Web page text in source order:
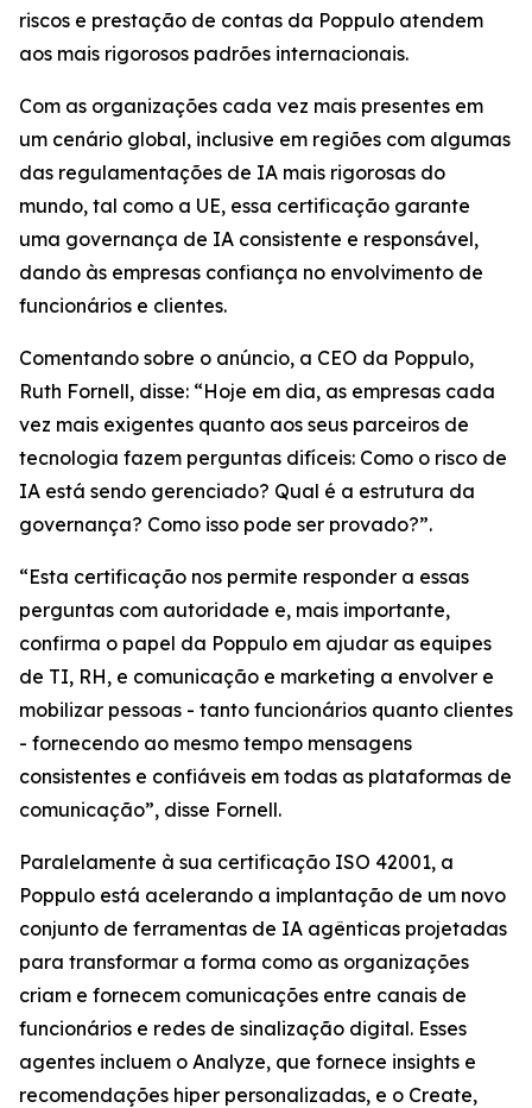
riscos e prestação de contas da Poppulo atendem
aos mais rigorosos padrões internacionais.
Com as organizações cada vez mais presentes em
um cenário global, inclusive em regiões com algumas
das regulamentações de IA mais rigorosas do
mundo, tal como a UE, essa certificação garante
uma governança de IA consistente e responsável,
dando às empresas confiança no envolvimento de
funcionários e clientes.
Comentando sobre o anúncio, a CEO da Poppulo,
Ruth Fornell, disse: “Hoje em dia, as empresas cada
vez mais exigentes quanto aos seus parceiros de
tecnologia fazem perguntas difíceis: Como o risco de
IA está sendo gerenciado? Qual é a estrutura da
governança? Como isso pode ser provado?”.
“Esta certificação nos permite responder a essas
perguntas com autoridade e, mais importante,
confirma o papel da Poppulo em ajudar as equipes
de TI, RH, e comunicação e marketing a envolver e
mobilizar pessoas - tanto funcionários quanto clientes
- fornecendo ao mesmo tempo mensagens
consistentes e confiáveis em todas as plataformas de
comunicação”, disse Fornell.
Paralelamente à sua certificação ISO 42001, a
Poppulo está acelerando a implantação de um novo
conjunto de ferramentas de IA agênticas projetadas
para transformar a forma como as organizações
criam e fornecem comunicações entre canais de
funcionários e redes de sinalização digital. Esses
agentes incluem o Analyze, que fornece insights e
recomendações hiper personalizadas, e o Create,